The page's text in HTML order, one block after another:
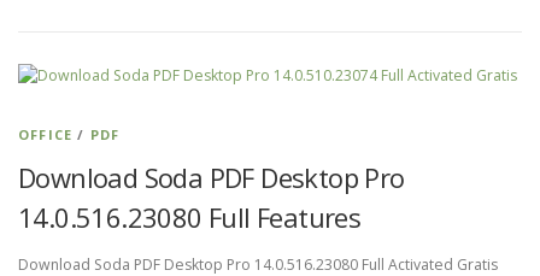
OFFICE / PDF
Download Soda PDF Desktop Pro
14.0.516.23080 Full Features
Download Soda PDF Desktop Pro 14.0.516.23080 Full Activated Gratis